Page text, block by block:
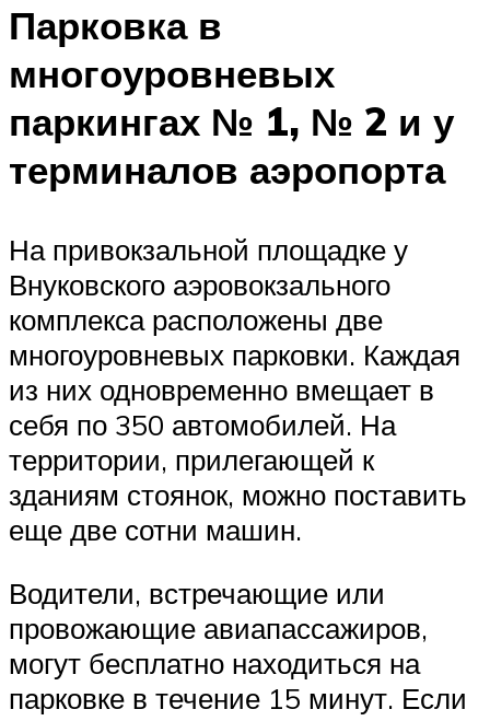
Парковка в
многоуровневых
паркингах № 1, № 2 и у
терминалов аэропорта
На привокзальной площадке у
Внуковского аэровокзального
комплекса расположены две
многоуровневых парковки. Каждая
из них одновременно вмещает в
себя по 350 автомобилей. На
территории, прилегающей к
зданиям стоянок, можно поставить
еще две сотни машин.
Водители, встречающие или
провожающие авиапассажиров,
могут бесплатно находиться на
парковке в течение 15 минут. Если